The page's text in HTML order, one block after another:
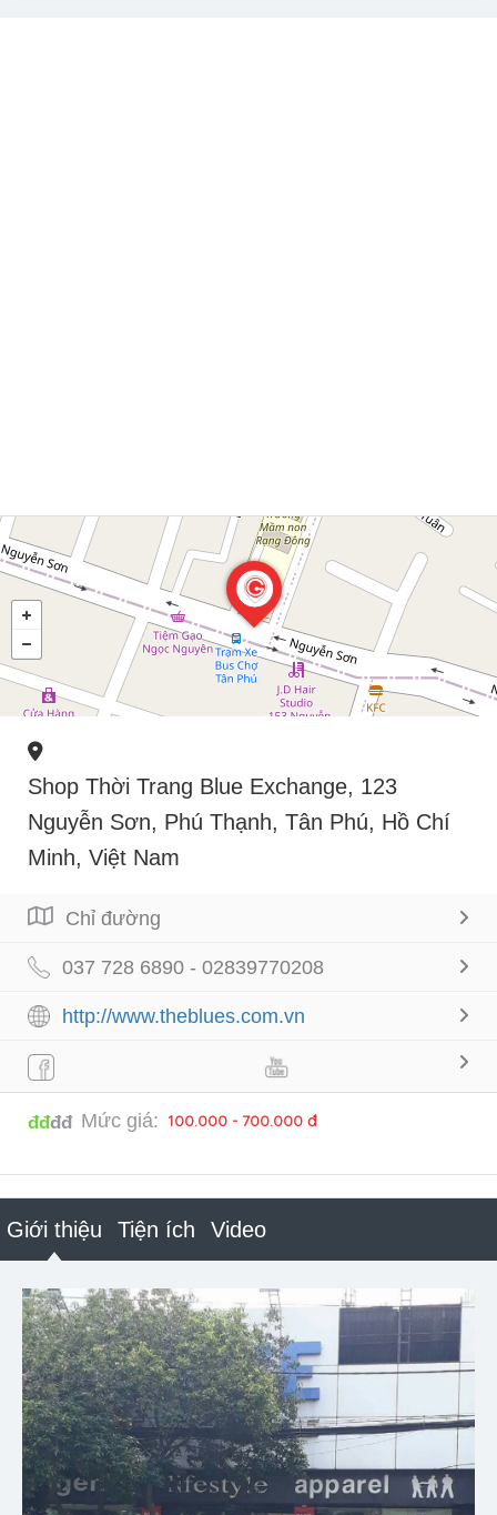
Shop Thời Trang Blue Exchange, 123
Nguyễn Sơn, Phú Thạnh, Tân Phú, Hồ Chí
Minh, Việt Nam
Chỉ đường
037 728 6890 - 02839770208
http://www.theblues.com.vn
đđđđ Mức giá: 100.000 - 700.000 đ
Giới thiệu Tiện ích Video